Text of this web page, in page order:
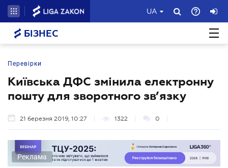
UA
БІЗНЕС
Перевірки
Київська ДФС змінила електронну
пошту для зворотного зв’язку
21 березня 2019, 10:27 1322 0
Реклама